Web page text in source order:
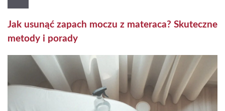
Jak usunąć zapach moczu z materaca? Skuteczne
metody i porady